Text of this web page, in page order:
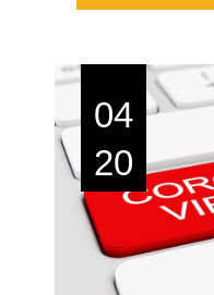
04
20